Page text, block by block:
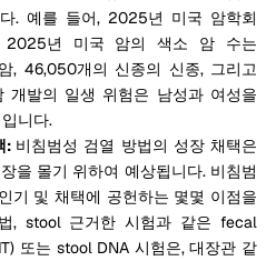
. 예를 들어, 2025년 미국 암학회
2025년 미국 암의 색소 암 수는
, 46,050개의 신종의 신종, 그리고
개발의 일생 위험은 남성과 여성을
니다.
: 비침범성 검열 방법의 성장 채택은
을 몰기 위하여 예상됩니다. 비침범
기 및 채택에 공헌하는 몇몇 이점을
, stool 근거한 시험과 같은 fecal
또는 stool DNA 시험은, 대장관 같